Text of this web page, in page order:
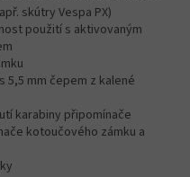
skútry Vespa PX)
použití s aktivovaným
5,5 mm čepem z kalené
karabiny připomínače
kotoučového zámku a